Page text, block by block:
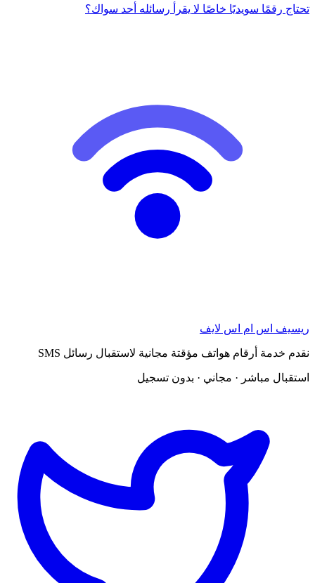
تحتاج رقمًا سويديًا خاصًا لا يقرأ رسائله أحد سواك؟
ريسيف اس ام اس لايف
نقدم خدمة أرقام هواتف مؤقتة مجانية لاستقبال رسائل SMS
استقبال مباشر · مجاني · بدون تسجيل